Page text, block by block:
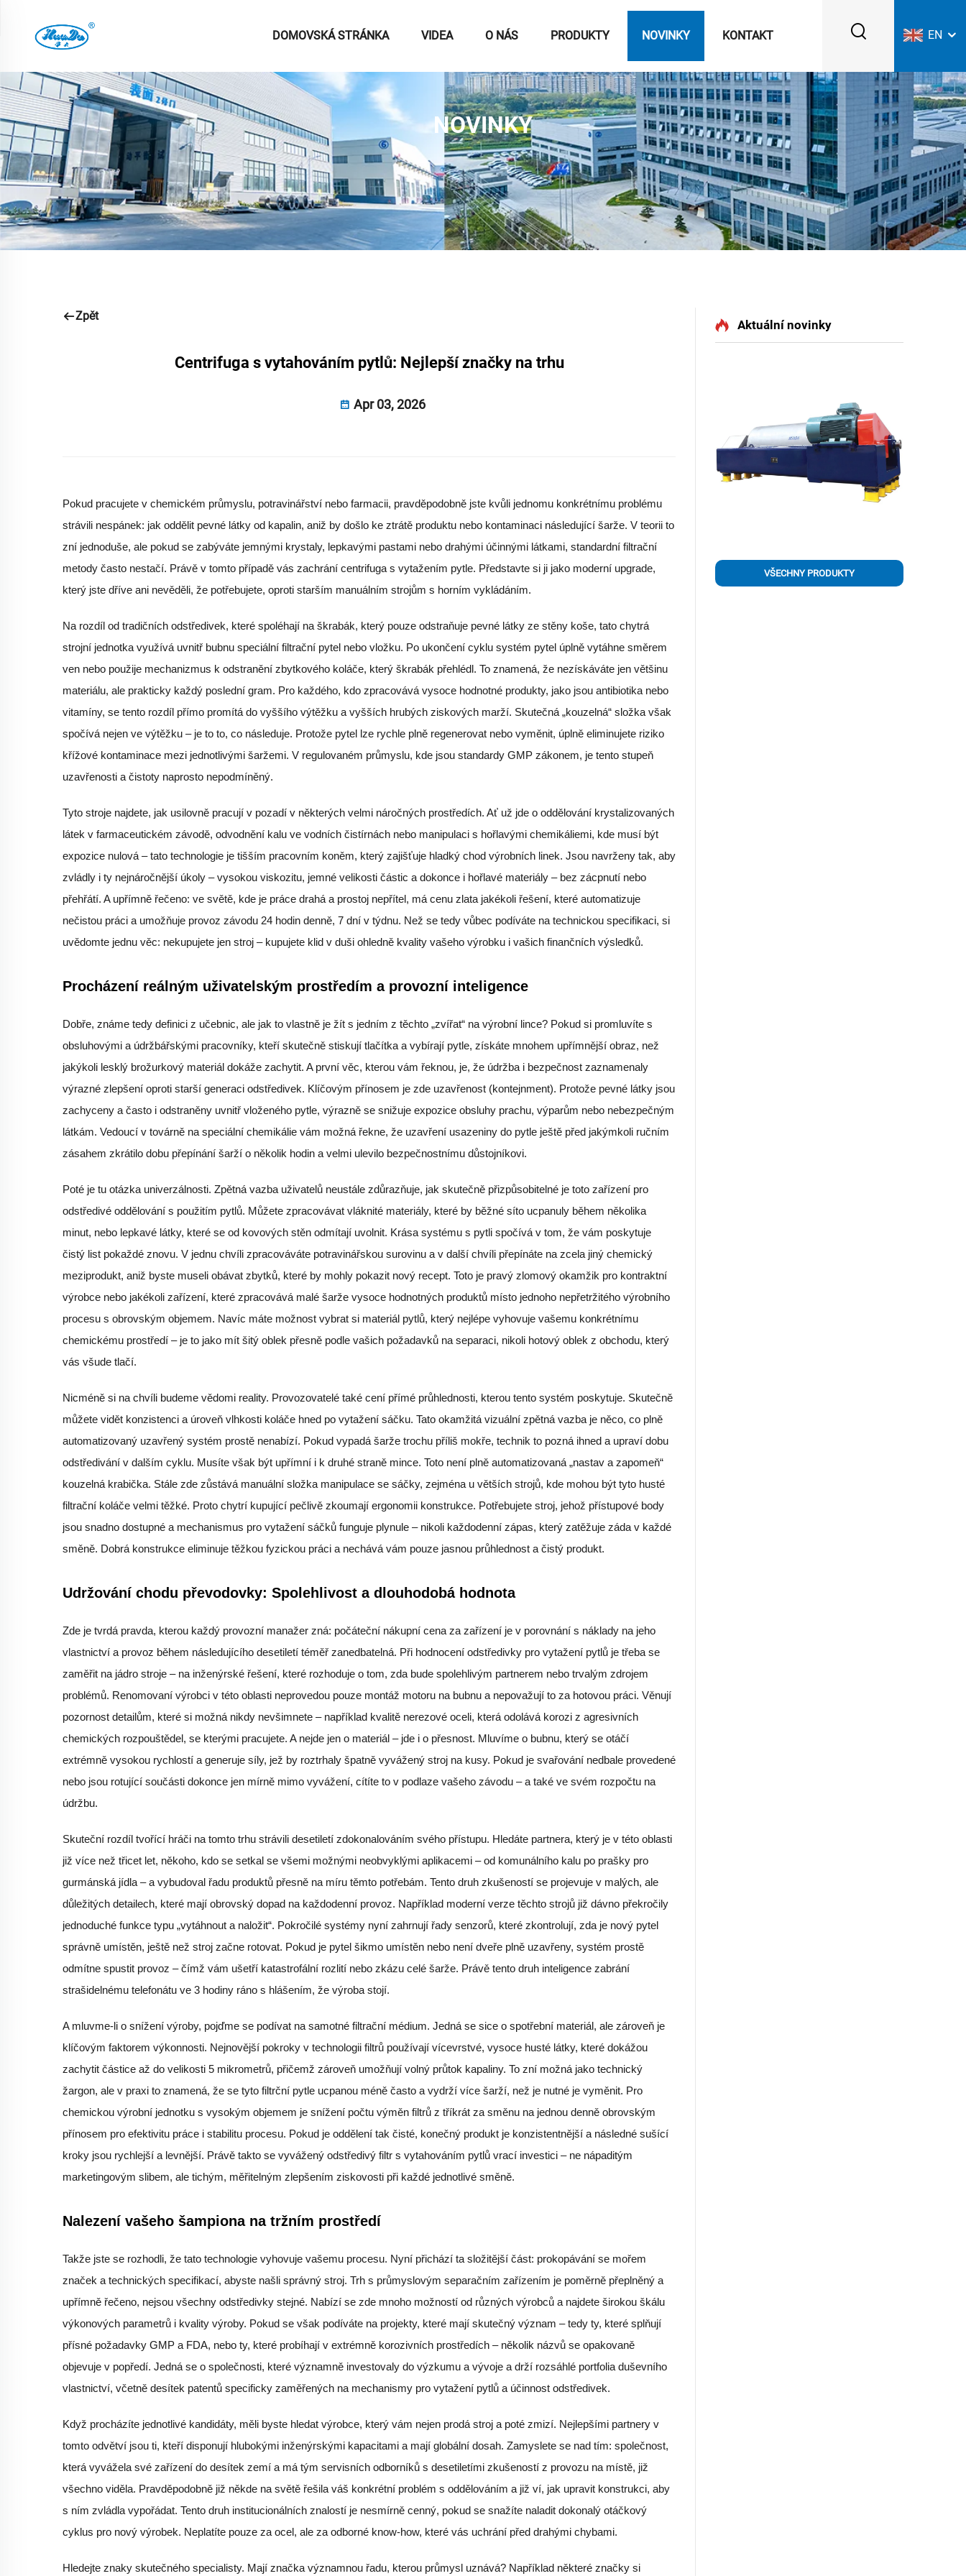
DOMOVSKÁ STRÁNKA VIDEA O NÁS PRODUKTY NOVINKY KONTAKT EN
NOVINKY
Zpět
Centrifuga s vytahováním pytlů: Nejlepší značky na trhu
Apr 03, 2026
Pokud pracujete v chemickém průmyslu, potravinářství nebo farmacii, pravděpodobně jste kvůli jednomu konkrétnímu problému
strávili nespánek: jak oddělit pevné látky od kapalin, aniž by došlo ke ztrátě produktu nebo kontaminaci následující šarže. V teorii to
zní jednoduše, ale pokud se zabýváte jemnými krystaly, lepkavými pastami nebo drahými účinnými látkami, standardní filtrační
metody často nestačí. Právě v tomto případě vás zachrání centrifuga s vytažením pytle. Představte si ji jako moderní upgrade,
který jste dříve ani nevěděli, že potřebujete, oproti starším manuálním strojům s horním vykládáním.
Na rozdíl od tradičních odstředivek, které spoléhají na škrabák, který pouze odstraňuje pevné látky ze stěny koše, tato chytrá
strojní jednotka využívá uvnitř bubnu speciální filtrační pytel nebo vložku. Po ukončení cyklu systém pytel úplně vytáhne směrem
ven nebo použije mechanizmus k odstranění zbytkového koláče, který škrabák přehlédl. To znamená, že nezískáváte jen většinu
materiálu, ale prakticky každý poslední gram. Pro každého, kdo zpracovává vysoce hodnotné produkty, jako jsou antibiotika nebo
vitamíny, se tento rozdíl přímo promítá do vyššího výtěžku a vyšších hrubých ziskových marží. Skutečná „kouzelná“ složka však
spočívá nejen ve výtěžku – je to to, co následuje. Protože pytel lze rychle plně regenerovat nebo vyměnit, úplně eliminujete riziko
křížové kontaminace mezi jednotlivými šaržemi. V regulovaném průmyslu, kde jsou standardy GMP zákonem, je tento stupeň
uzavřenosti a čistoty naprosto nepodmíněný.
Tyto stroje najdete, jak usilovně pracují v pozadí v některých velmi náročných prostředích. Ať už jde o oddělování krystalizovaných
látek v farmaceutickém závodě, odvodnění kalu ve vodních čistírnách nebo manipulaci s hořlavými chemikáliemi, kde musí být
expozice nulová – tato technologie je tišším pracovním koněm, který zajišťuje hladký chod výrobních linek. Jsou navrženy tak, aby
zvládly i ty nejnáročnější úkoly – vysokou viskozitu, jemné velikosti částic a dokonce i hořlavé materiály – bez zácpnutí nebo
přehřátí. A upřímně řečeno: ve světě, kde je práce drahá a prostoj nepřítel, má cenu zlata jakékoli řešení, které automatizuje
nečistou práci a umožňuje provoz závodu 24 hodin denně, 7 dní v týdnu. Než se tedy vůbec podíváte na technickou specifikaci, si
uvědomte jednu věc: nekupujete jen stroj – kupujete klid v duši ohledně kvality vašeho výrobku i vašich finančních výsledků.
Procházení reálným uživatelským prostředím a provozní inteligence
Dobře, známe tedy definici z učebnic, ale jak to vlastně je žít s jedním z těchto „zvířat“ na výrobní lince? Pokud si promluvíte s
obsluhovými a údržbářskými pracovníky, kteří skutečně stiskují tlačítka a vybírají pytle, získáte mnohem upřímnější obraz, než
jakýkoli lesklý brožurkový materiál dokáže zachytit. A první věc, kterou vám řeknou, je, že údržba i bezpečnost zaznamenaly
výrazné zlepšení oproti starší generaci odstředivek. Klíčovým přínosem je zde uzavřenost (kontejnment). Protože pevné látky jsou
zachyceny a často i odstraněny uvnitř vloženého pytle, výrazně se snižuje expozice obsluhy prachu, výparům nebo nebezpečným
látkám. Vedoucí v továrně na speciální chemikálie vám možná řekne, že uzavření usazeniny do pytle ještě před jakýmkoli ručním
zásahem zkrátilo dobu přepínání šarží o několik hodin a velmi ulevilo bezpečnostnímu důstojníkovi.
Poté je tu otázka univerzálnosti. Zpětná vazba uživatelů neustále zdůrazňuje, jak skutečně přizpůsobitelné je toto zařízení pro
odstředivé oddělování s použitím pytlů. Můžete zpracovávat vláknité materiály, které by běžné síto ucpanuly během několika
minut, nebo lepkavé látky, které se od kovových stěn odmítají uvolnit. Krása systému s pytli spočívá v tom, že vám poskytuje
čistý list pokaždé znovu. V jednu chvíli zpracováváte potravinářskou surovinu a v další chvíli přepínáte na zcela jiný chemický
meziprodukt, aniž byste museli obávat zbytků, které by mohly pokazit nový recept. Toto je pravý zlomový okamžik pro kontraktní
výrobce nebo jakékoli zařízení, které zpracovává malé šarže vysoce hodnotných produktů místo jednoho nepřetržitého výrobního
procesu s obrovským objemem. Navíc máte možnost vybrat si materiál pytlů, který nejlépe vyhovuje vašemu konkrétnímu
chemickému prostředí – je to jako mít šitý oblek přesně podle vašich požadavků na separaci, nikoli hotový oblek z obchodu, který
vás všude tlačí.
Nicméně si na chvíli budeme vědomi reality. Provozovatelé také cení přímé průhlednosti, kterou tento systém poskytuje. Skutečně
můžete vidět konzistenci a úroveň vlhkosti koláče hned po vytažení sáčku. Tato okamžitá vizuální zpětná vazba je něco, co plně
automatizovaný uzavřený systém prostě nenabízí. Pokud vypadá šarže trochu příliš mokře, technik to pozná ihned a upraví dobu
odstředivání v dalším cyklu. Musíte však být upřímní i k druhé straně mince. Toto není plně automatizovaná „nastav a zapomeň“
kouzelná krabička. Stále zde zůstává manuální složka manipulace se sáčky, zejména u větších strojů, kde mohou být tyto husté
filtrační koláče velmi těžké. Proto chytrí kupující pečlivě zkoumají ergonomii konstrukce. Potřebujete stroj, jehož přístupové body
jsou snadno dostupné a mechanismus pro vytažení sáčků funguje plynule – nikoli každodenní zápas, který zatěžuje záda v každé
směně. Dobrá konstrukce eliminuje těžkou fyzickou práci a nechává vám pouze jasnou průhlednost a čistý produkt.
Udržování chodu převodovky: Spolehlivost a dlouhodobá hodnota
Zde je tvrdá pravda, kterou každý provozní manažer zná: počáteční nákupní cena za zařízení je v porovnání s náklady na jeho
vlastnictví a provoz během následujícího desetiletí téměř zanedbatelná. Při hodnocení odstředivky pro vytažení pytlů je třeba se
zaměřit na jádro stroje – na inženýrské řešení, které rozhoduje o tom, zda bude spolehlivým partnerem nebo trvalým zdrojem
problémů. Renomovaní výrobci v této oblasti neprovedou pouze montáž motoru na bubnu a nepovažují to za hotovou práci. Věnují
pozornost detailům, které si možná nikdy nevšimnete – například kvalitě nerezové oceli, která odolává korozi z agresivních
chemických rozpouštědel, se kterými pracujete. A nejde jen o materiál – jde i o přesnost. Mluvíme o bubnu, který se otáčí
extrémně vysokou rychlostí a generuje síly, jež by roztrhaly špatně vyvážený stroj na kusy. Pokud je svařování nedbale provedené
nebo jsou rotující součásti dokonce jen mírně mimo vyvážení, cítíte to v podlaze vašeho závodu – a také ve svém rozpočtu na
údržbu.
Skuteční rozdíl tvořící hráči na tomto trhu strávili desetiletí zdokonalováním svého přístupu. Hledáte partnera, který je v této oblasti
již více než třicet let, někoho, kdo se setkal se všemi možnými neobvyklými aplikacemi – od komunálního kalu po prašky pro
gurmánská jídla – a vybudoval řadu produktů přesně na míru těmto potřebám. Tento druh zkušeností se projevuje v malých, ale
důležitých detailech, které mají obrovský dopad na každodenní provoz. Například moderní verze těchto strojů již dávno překročily
jednoduché funkce typu „vytáhnout a naložit“. Pokročilé systémy nyní zahrnují řady senzorů, které zkontrolují, zda je nový pytel
správně umístěn, ještě než stroj začne rotovat. Pokud je pytel šikmo umístěn nebo není dveře plně uzavřeny, systém prostě
odmítne spustit provoz – čímž vám ušetří katastrofální rozlití nebo zkázu celé šarže. Právě tento druh inteligence zabrání
strašidelnému telefonátu ve 3 hodiny ráno s hlášením, že výroba stojí.
A mluvme-li o snížení výroby, pojďme se podívat na samotné filtrační médium. Jedná se sice o spotřební materiál, ale zároveň je
klíčovým faktorem výkonnosti. Nejnovější pokroky v technologii filtrů používají vícevrstvé, vysoce husté látky, které dokážou
zachytit částice až do velikosti 5 mikrometrů, přičemž zároveň umožňují volný průtok kapaliny. To zní možná jako technický
žargon, ale v praxi to znamená, že se tyto filtrční pytle ucpanou méně často a vydrží více šarží, než je nutné je vyměnit. Pro
chemickou výrobní jednotku s vysokým objemem je snížení počtu výměn filtrů z tříkrát za směnu na jednou denně obrovským
přínosem pro efektivitu práce i stabilitu procesu. Pokud je oddělení tak čisté, konečný produkt je konzistentnější a následné sušící
kroky jsou rychlejší a levnější. Právě takto se vyvážený odstředivý filtr s vytahováním pytlů vrací investici – ne nápaditým
marketingovým slibem, ale tichým, měřitelným zlepšením ziskovosti při každé jednotlivé směně.
Nalezení vašeho šampiona na tržním prostředí
Takže jste se rozhodli, že tato technologie vyhovuje vašemu procesu. Nyní přichází ta složitější část: prokopávání se mořem
značek a technických specifikací, abyste našli správný stroj. Trh s průmyslovým separačním zařízením je poměrně přeplněný a
upřímně řečeno, nejsou všechny odstředivky stejné. Nabízí se zde mnoho možností od různých výrobců a najdete širokou škálu
výkonových parametrů i kvality výroby. Pokud se však podíváte na projekty, které mají skutečný význam – tedy ty, které splňují
přísné požadavky GMP a FDA, nebo ty, které probíhají v extrémně korozivních prostředích – několik názvů se opakovaně
objevuje v popředí. Jedná se o společnosti, které významně investovaly do výzkumu a vývoje a drží rozsáhlé portfolia duševního
vlastnictví, včetně desítek patentů specificky zaměřených na mechanismy pro vytažení pytlů a účinnost odstředivek.
Když procházíte jednotlivé kandidáty, měli byste hledat výrobce, který vám nejen prodá stroj a poté zmizí. Nejlepšími partnery v
tomto odvětví jsou ti, kteří disponují hlubokými inženýrskými kapacitami a mají globální dosah. Zamyslete se nad tím: společnost,
která vyvážela své zařízení do desítek zemí a má tým servisních odborníků s desetiletími zkušeností z provozu na místě, již
všechno viděla. Pravděpodobně již někde na světě řešila váš konkrétní problém s oddělováním a již ví, jak upravit konstrukci, aby
s ním zvládla vypořádat. Tento druh institucionálních znalostí je nesmírně cenný, pokud se snažíte naladit dokonalý otáčkový
cyklus pro nový výrobek. Neplatíte pouze za ocel, ale za odborné know-how, které vás uchrání před drahými chybami.
Hledejte znaky skutečného specialisty. Mají značka významnou řadu, kterou průmysl uznává? Například některé značky si
Aktuální novinky
VŠECHNY PRODUKTY